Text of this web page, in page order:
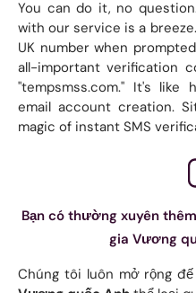
You can do it, no
with our service is a
UK number when
all-important verification
"tempsmss.com." It's
email account creation.
magic of instant SMS
Bạn có thường xuyên
gia Vương
Chúng tôi luôn mở rộng